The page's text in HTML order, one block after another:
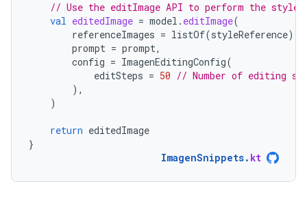
// Use the editImage API to perform the style
val editedImage = model . editImage(
referenceImages = listOf(styleReference),
prompt = prompt,
config = ImagenEditingConfig(
editSteps = 50 // Number of editing
),
)
return editedImage
}
ImagenSnippets. kt